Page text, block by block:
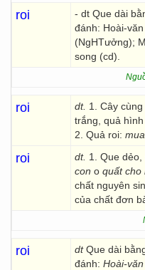
roi
- dt Que dài
đánh: Hoài-
(NgHTưởng);
song (cd).
roi dt. 1. Cây
trắng, quả
2. Quả roi:
roi dt. 1. Que
con o quất cho
chất nguyên
của chất đơn
roi dtQue dài
đánh: Hoài-